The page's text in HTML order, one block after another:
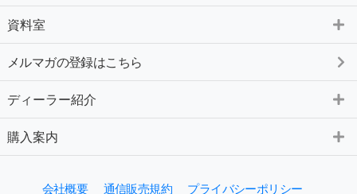
資料室
メルマガの登録はこちら
ディーラー紹介
購入案内
会社概要 通信販売規約 プライバシーポリシー